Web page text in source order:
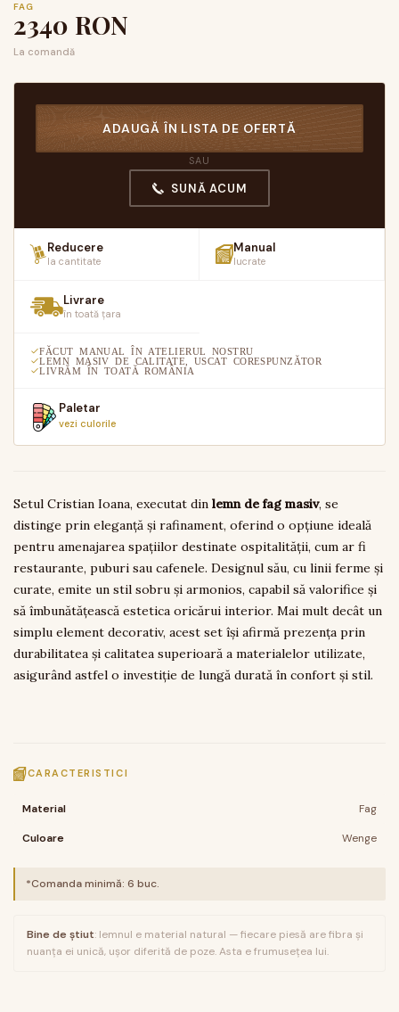
FAG
2340 RON
La comandă
ADAUGĂ ÎN LISTA DE OFERTĂ
SAU
SUNĂ ACUM
Reducere
la cantitate
Manual
lucrate
Livrare
în toată țara
FĂCUT MANUAL ÎN ATELIERUL NOSTRU
LEMN MASIV DE CALITATE, USCAT CORESPUNZĂTOR
LIVRĂM ÎN TOATĂ ROMÂNIA
Paletar
vezi culorile
Setul Cristian Ioana, executat din lemn de fag masiv, se
distinge prin eleganță și rafinament, oferind o opțiune ideală
pentru amenajarea spațiilor destinate ospitalității, cum ar fi
restaurante, puburi sau cafenele. Designul său, cu linii ferme și
curate, emite un stil sobru și armonios, capabil să valorifice și
să îmbunătățească estetica oricărui interior. Mai mult decât un
simplu element decorativ, acest set își afirmă prezența prin
durabilitatea și calitatea superioară a materialelor utilizate,
asigurând astfel o investiție de lungă durată în confort și stil.
CARACTERISTICI
Material Fag
Culoare Wenge
*Comanda minimă: 6 buc.
Bine de știut: lemnul e material natural — fiecare piesă are fibra și
nuanța ei unică, ușor diferită de poze. Asta e frumusețea lui.